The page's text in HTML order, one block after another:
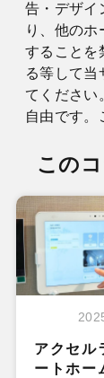
告・デザイ
り、他のホ
することを
る等して当
てください
自由です。
この
アクセル
ートホー